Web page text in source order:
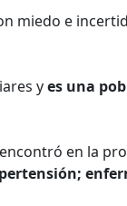
miedo e
yes una
en la